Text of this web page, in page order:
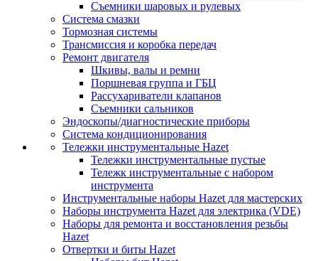
Съемники шаровых и рулевых
Система смазки
Тормозная системы
Трансмиссия и коробка передач
Ремонт двигателя
Шкивы, валы и ремни
Поршневая группа и ГБЦ
Рассухариватели клапанов
Съемники сальников
Эндоскопы/диагностические приборы
Система кондиционирования
Тележки инструментальные Hazet
Тележки инструментальные пустые
Тележк инструментальные с набором
инструмента
Инструментальные наборы Hazet для мастерских
Наборы инструмента Hazet для электрика (VDE)
Наборы для ремонта и восстановления резьбы
Hazet
Отвертки и биты Hazet